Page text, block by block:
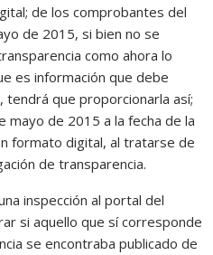
de los comprobantes del
de 2015, si bien no se
como ahora lo
es información que debe
que proporcionarla así;
de 2015 a la fecha de la
formato digital, al tratarse de
de transparencia.
inspección al portal del
si aquello que sí corresponde
se encontraba publicado de